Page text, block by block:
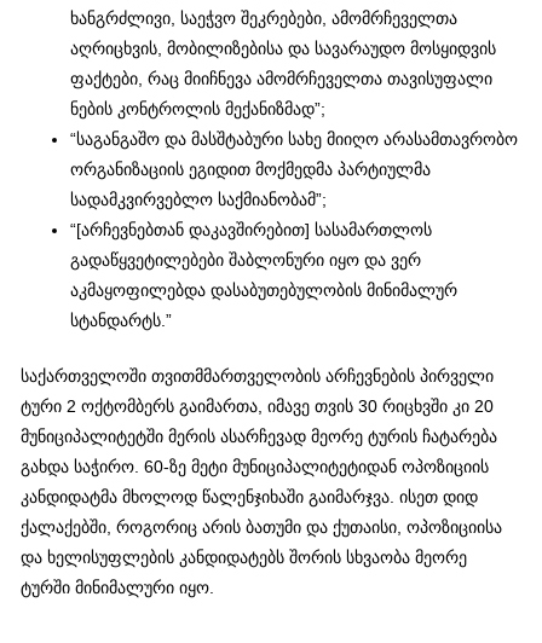
ხანგრძლივი, საეჭვო შეკრებები, ამომრჩეველთა
აღრიცხვის, მობილიზებისა და სავარაუდო მოსყიდვის
ფაქტები, რაც მიიჩნევა ამომრჩეველთა თავისუფალი
ნების კონტროლის მექანიზმად”;
“საგანგაშო და მასშტაბური სახე მიიღო არასამთავრობო
ორგანიზაციის ეგიდით მოქმედმა პარტიულმა
სადამკვირვებლო საქმიანობამ”;
“[არჩევნებთან დაკავშირებით] სასამართლოს
გადაწყვეტილებები შაბლონური იყო და ვერ
აკმაყოფილებდა დასაბუთებულობის მინიმალურ
სტანდარტს.”
საქართველოში თვითმმართველობის არჩევნების პირველი
ტური 2 ოქტომბერს გაიმართა, იმავე თვის 30 რიცხვში კი 20
მუნიციპალიტეტში მერის ასარჩევად მეორე ტურის ჩატარება
გახდა საჭირო. 60-ზე მეტი მუნიციპალიტეტიდან ოპოზიციის
კანდიდატმა მხოლოდ წალენჯიხაში გაიმარჯვა. ისეთ დიდ
ქალაქებში, როგორიც არის ბათუმი და ქუთაისი, ოპოზიციისა
და ხელისუფლების კანდიდატებს შორის სხვაობა მეორე
ტურში მინიმალური იყო.